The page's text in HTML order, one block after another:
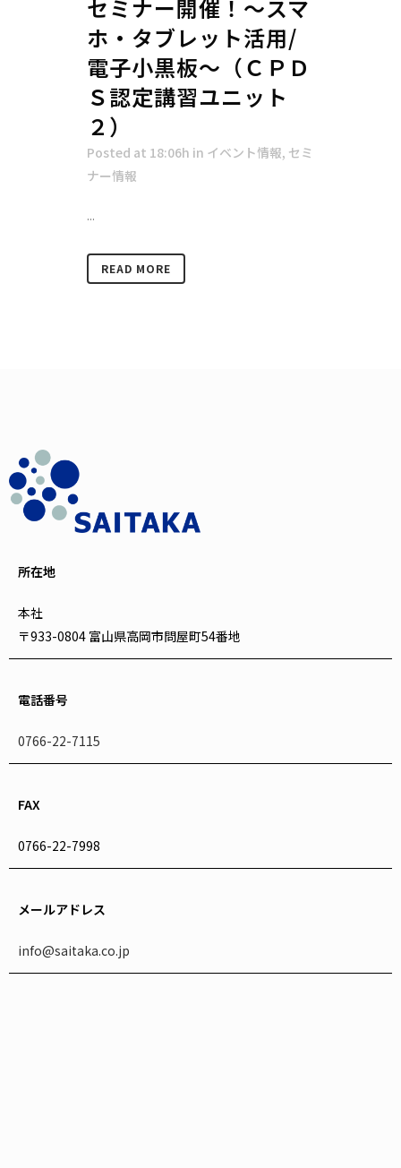
セミナー開催！～スマ
ホ・タブレット活用/
電子小黒板～（ＣＰＤ
Ｓ認定講習ユニット
２）
Posted at 18:06h in イベント情報, セミ
ナー情報
...
READ MORE
所在地
本社
〒933-0804 富山県高岡市問屋町54番地
電話番号
0766-22-7115
FAX
0766-22-7998
メールアドレス
info@saitaka.co.jp